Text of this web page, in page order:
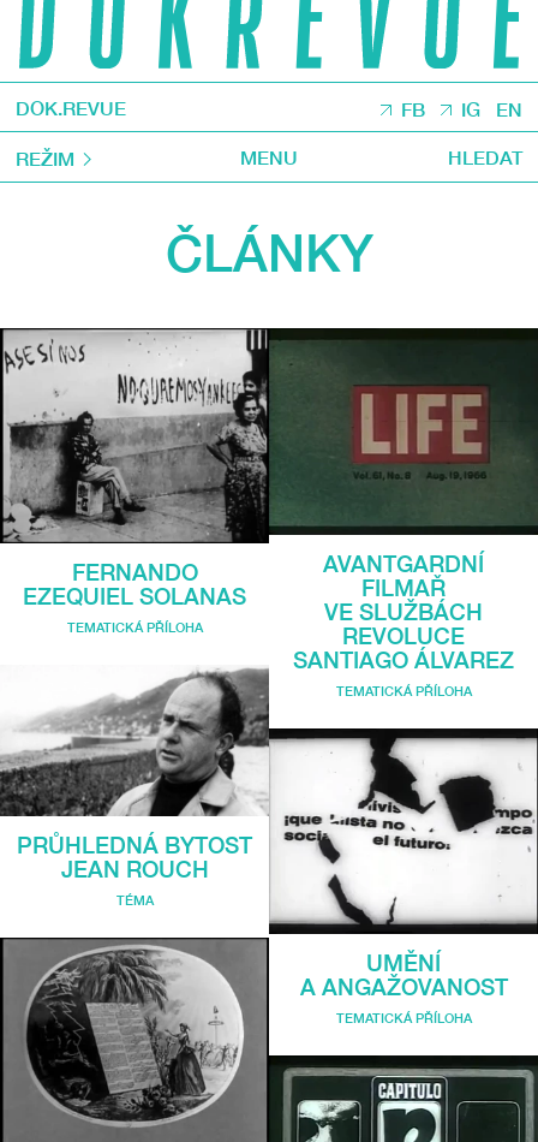
DOK.REVUE FB IG EN
REŽIM MENU HLEDAT
ČLÁNKY
FERNANDO
EZEQUIEL SOLANAS
TEMATICKÁ PŘÍLOHA
PRŮHLEDNÁ BYTOST
JEAN ROUCH
TÉMA
AVANTGARDNÍ
FILMAŘ
VE SLUŽBÁCH
REVOLUCE
SANTIAGO ÁLVAREZ
TEMATICKÁ PŘÍLOHA
UMĚNÍ
A ANGAŽOVANOST
TEMATICKÁ PŘÍLOHA